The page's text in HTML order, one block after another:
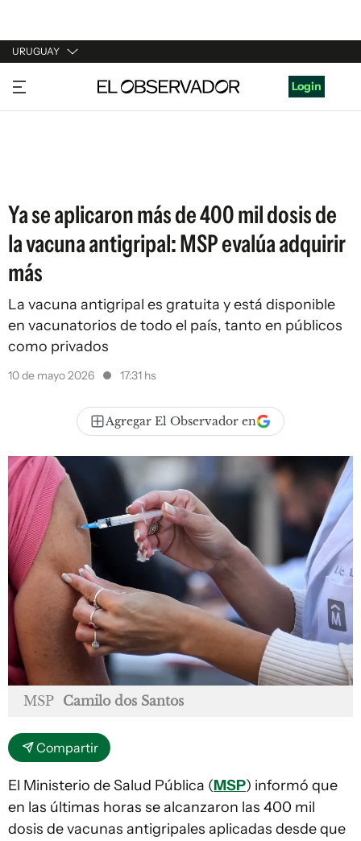
URUGUAY
URUGUAY
ARGENTINA
Login
Ya se aplicaron más de 400 mil dosis de
la vacuna antigripal: MSP evalúa adquirir
más
La vacuna antigripal es gratuita y está disponible
en vacunatorios de todo el país, tanto en públicos
como privados
10 de mayo 2026 17:31 hs
Agregar El Observador en
MSP Camilo dos Santos
Compartir
El Ministerio de Salud Pública (MSP) informó que
en las últimas horas se alcanzaron las 400 mil
dosis de vacunas antigripales aplicadas desde que